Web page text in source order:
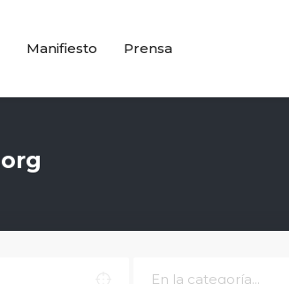
Manifiesto Prensa